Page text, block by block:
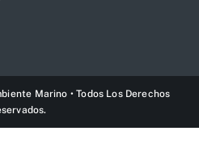
Marino • Todos Los Derechos